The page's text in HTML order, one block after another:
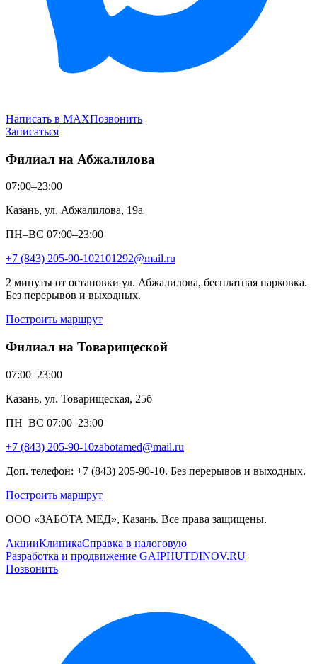
Написать в MAXПозвонить
Записаться
Филиал на Абжалилова
07:00–23:00
Казань, ул. Абжалилова, 19а
ПН–ВС 07:00–23:00
+7 (843) 205-90-102101292@mail.ru
2 минуты от остановки ул. Абжалилова, бесплатная парковка.
Без перерывов и выходных.
Построить маршрут
Филиал на Товарищеской
07:00–23:00
Казань, ул. Товарищеская, 25б
ПН–ВС 07:00–23:00
+7 (843) 205-90-10zabotamed@mail.ru
Доп. телефон: +7 (843) 205-90-10. Без перерывов и выходных.
Построить маршрут
ООО «ЗАБОТА МЕД», Казань. Все права защищены.
АкцииКлиникаСправка в налоговую
Разработка и продвижение GAIPHUTDINOV.RU
Позвонить